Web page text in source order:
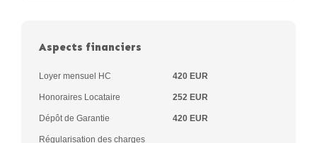
Aspects financiers
Loyer mensuel HC 420 EUR
Honoraires Locataire 252 EUR
Dépôt de Garantie 420 EUR
Régularisation des charges